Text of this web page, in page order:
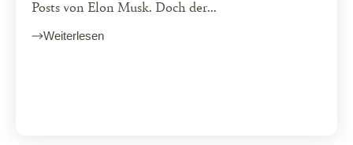
Posts von Elon Musk. Doch der...
Weiterlesen